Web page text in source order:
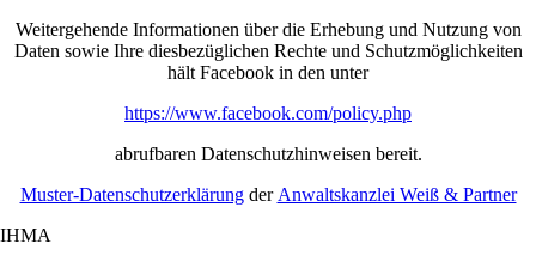
Weitergehende Informationen über die Erhebung und Nutzung von
Daten sowie Ihre diesbezüglichen Rechte und Schutzmöglichkeiten
hält Facebook in den unter
https://www.facebook.com/policy.php
abrufbaren Datenschutzhinweisen bereit.
Muster-Datenschutzerklärungder Anwaltskanzlei Weiß & Partner
IHMA